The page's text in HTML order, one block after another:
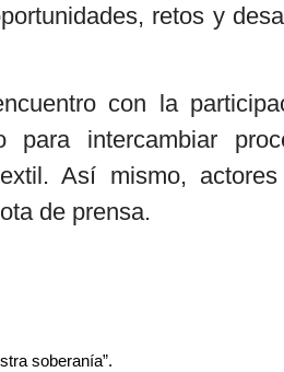
retos y
con la
para intercambiar
Así mismo,
de prensa.
soberanía”.